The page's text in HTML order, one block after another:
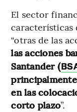
El sector
características
“otras de las
las acciones
Santander (
en las
corto plazo”.